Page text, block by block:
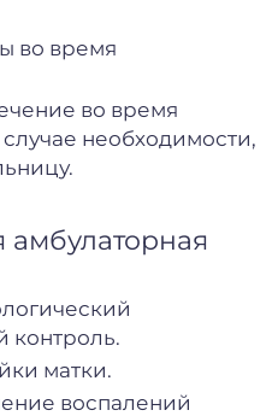
во время
во время
необходимости,
амбулаторная
контроль.
матки.
воспалений